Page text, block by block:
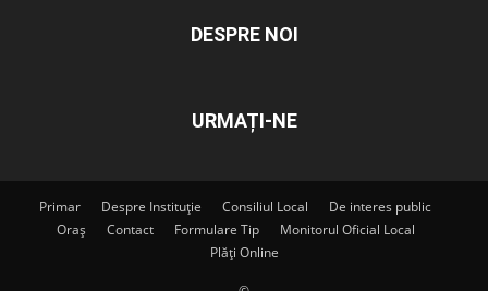
DESPRE NOI
URMAȚI-NE
Primar Despre Instituție Consiliul Local
De interes public
Oraș
Contact Formulare Tip
Monitorul Oficial Local
Plăți Online